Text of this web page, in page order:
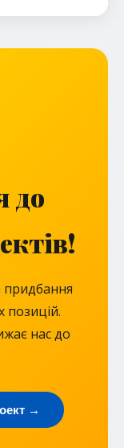
до
позицій.
нас до
→